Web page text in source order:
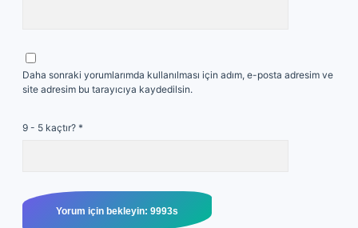
Daha sonraki yorumlarımda kullanılması için adım, e-posta adresim ve
site adresim bu tarayıcıya kaydedilsin.
9 - 5 kaçtır? *